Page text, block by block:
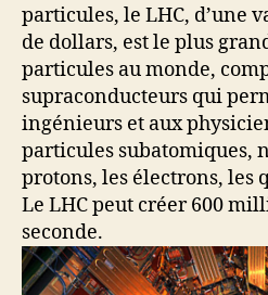
particules, le LHC, d’une
de dollars, est le plus
particules au monde,
supraconducteurs qui
ingénieurs et aux
particules subatomiques,
protons, les électrons, les
Le LHC peut créer 600
seconde.